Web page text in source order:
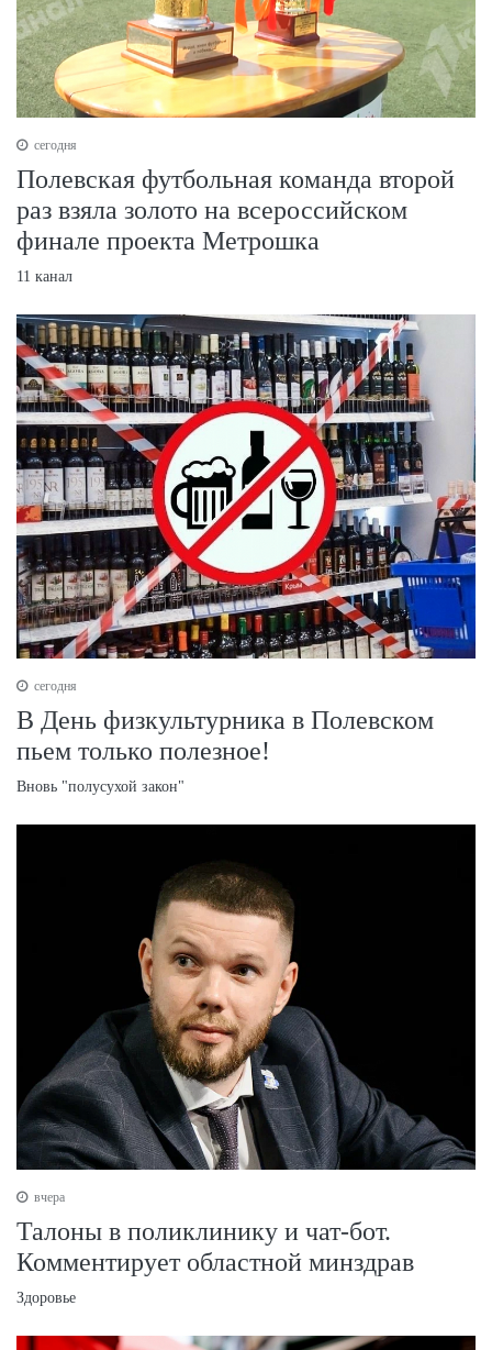
сегодня
Полевская футбольная команда второй
раз взяла золото на всероссийском
финале проекта Метрошка
11 канал
сегодня
В День физкультурника в Полевском
пьем только полезное!
Вновь "полусухой закон"
вчера
Талоны в поликлинику и чат-бот.
Комментирует областной минздрав
Здоровье